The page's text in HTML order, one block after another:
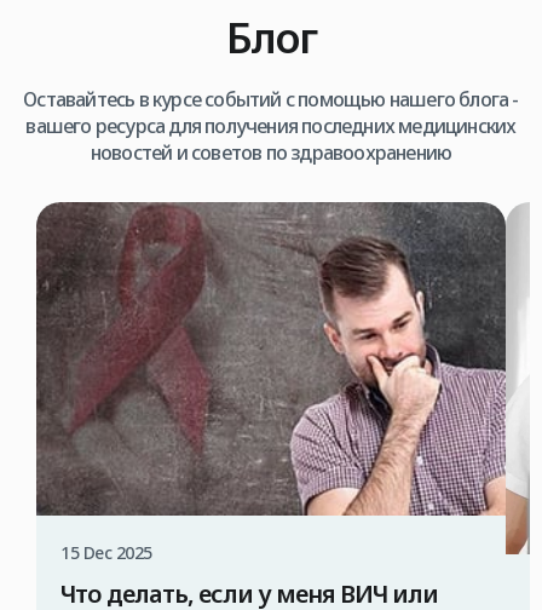
Блог
Оставайтесь в курсе событий с помощью нашего блога -
вашего ресурса для получения последних медицинских
новостей и советов по здравоохранению
15 Dec 2025
Что делать, если у меня ВИЧ или